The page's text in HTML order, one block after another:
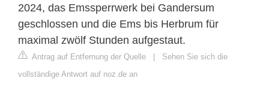
2024, das Emssperrwerk bei Gandersum
geschlossen und die Ems bis Herbrum für
maximal zwölf Stunden aufgestaut.
Antrag auf Entfernung der Quelle | Sehen Sie sich die
vollständige Antwort auf noz.de an